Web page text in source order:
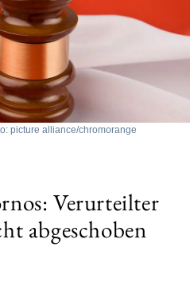
picture alliance/chromorange
Verurteilter
abgeschoben